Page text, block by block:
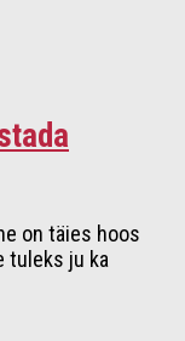
on täies hoos
tuleks ju ka